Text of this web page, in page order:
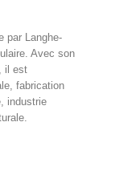
par Langhe-
Avec son
il est
fabrication
industrie